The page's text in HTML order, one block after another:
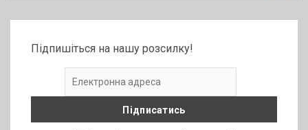
Підпишіться на нашу розсилку!